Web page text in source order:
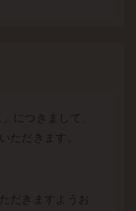
につきまして、
ただきます。
だきますようお